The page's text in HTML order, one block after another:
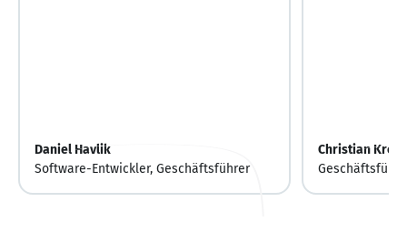
Daniel Havlik
Software-Entwickler, Geschäftsführer
Christian